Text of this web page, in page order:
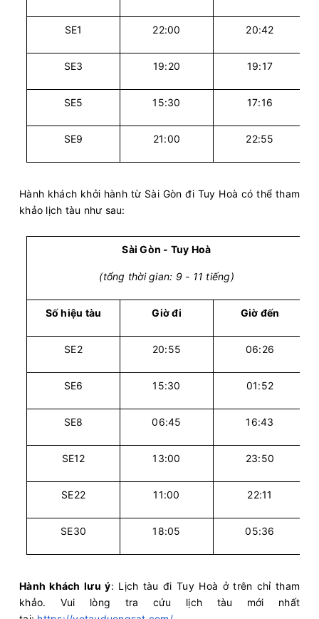
SE1 22:00 20:42
SE3 19:20 19:17
SE5 15:30 17:16
SE9 21:00 22:55
Hành khách khởi hành từ Sài Gòn đi Tuy Hoà có thể tham
khảo lịch tàu như sau:
Sài Gòn - Tuy Hoà
(tổng thời gian: 9 - 11 tiếng)
Số hiệu tàu Giờ đi Giờ đến
SE2 20:55 06:26
SE6 15:30 01:52
SE8 06:45 16:43
SE12 13:00 23:50
SE22 11:00 22:11
SE30 18:05 05:36
Hành khách lưu ý: Lịch tàu đi Tuy Hoà ở trên chỉ tham
khảo. Vui lòng tra cứu lịch tàu mới nhất